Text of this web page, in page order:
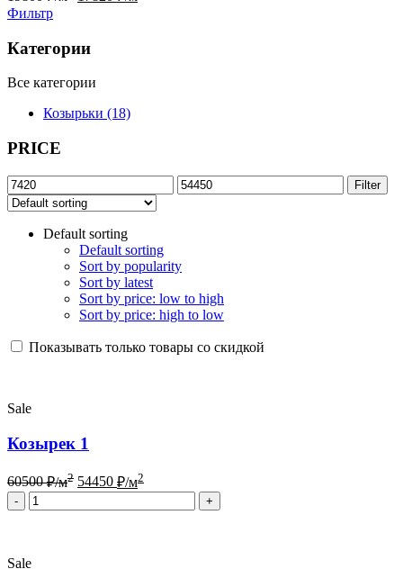
Фильтр
Категории
Все категории
Козырьки (18)
PRICE
Min
price
Max
price
Filter
Default sorting
Default sorting
Sort by popularity
Sort by latest
Sort by price: low to high
Sort by price: high to low
Показывать только товары со скидкой
Sale
Козырек 1
60500₽/м2 54450 ₽/м2
Quantity
Sale